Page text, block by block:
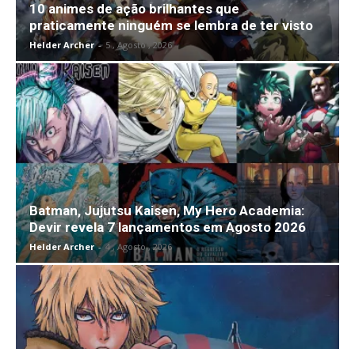
10 animes de ação brilhantes que
praticamente ninguém se lembra de ter visto
Helder Archer - 5 , Agosto , 2026
Batman, Jujutsu Kaisen, My Hero Academia:
Devir revela 7 lançamentos em Agosto 2026
Helder Archer - 4 , Agosto , 2026